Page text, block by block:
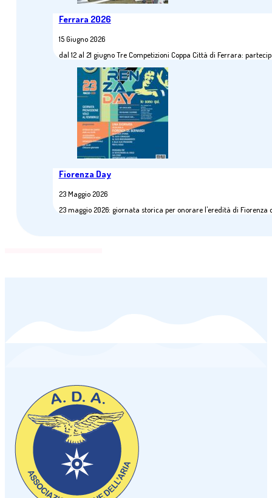
Ferrara 2026
15 Giugno 2026
dal 12 al 21 giugno Tre Competizioni Coppa Città di Ferrara:
Fiorenza Day
23 Maggio 2026
23 maggio 2026: giornata storica per onorare l'eredità di